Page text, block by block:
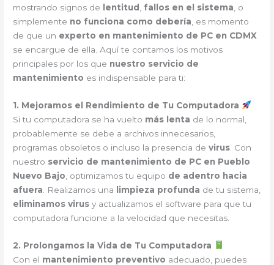
mostrando signos de
lentitud fallos en el sistema , o
simplemente no funciona como debería , es momento
de que un experto en mantenimiento de PC en CDMX
se encargue de ella. Aquí te contamos los motivos
principales por los que nuestro servicio de
mantenimiento es indispensable para ti:
1. Mejoramos el Rendimiento de Tu Computadora
Si tu computadora se ha vuelto más lenta de lo normal,
probablemente se debe a archivos innecesarios,
programas obsoletos o incluso la presencia devirus . Con
nuestro servicio de mantenimiento de PC en Pueblo
Nuevo Bajo , optimizamos tu equipo de adentro hacia
afuera . Realizamos una limpieza profunda de tu sistema,
eliminamos virus y actualizamos el software para que tu
computadora funcione a la velocidad que necesitas.
2. Prolongamos la Vida de Tu Computadora
Con el mantenimiento preventivo adecuado, puedes